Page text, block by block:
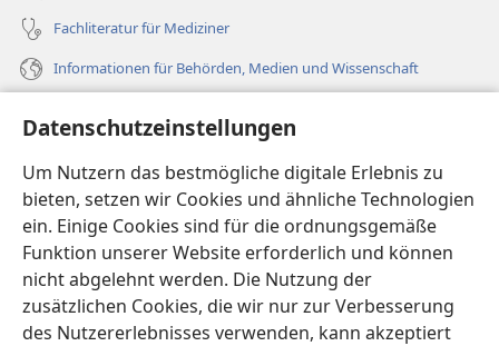
Datenschutzeinstellungen
Um Nutzern das bestmögliche digitale Erlebnis zu
bieten, setzen wir Cookies und ähnliche Technologien
ein. Einige Cookies sind für die ordnungsgemäße
Funktion unserer Website erforderlich und können
nicht abgelehnt werden. Die Nutzung der
zusätzlichen Cookies, die wir nur zur Verbesserung
des Nutzererlebnisses verwenden, kann akzeptiert
Fachliteratur für Mediziner
Informationen für Behörden, Medien und Wissenschaft
Spenden
(öffnet
neues
Fenster)Wachtturm ONLINE-BIBLIOTHEK
(öffnet
neues
Fenster)JW Hub®
(öffnet
neues
Fenster)JW Library